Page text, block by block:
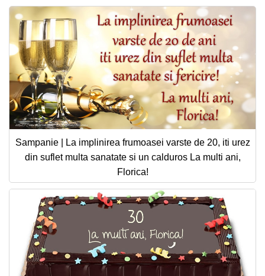
Sampanie | La implinirea frumoasei varste de 20, iti urez
din suflet multa sanatate si un calduros La multi ani,
Florica!